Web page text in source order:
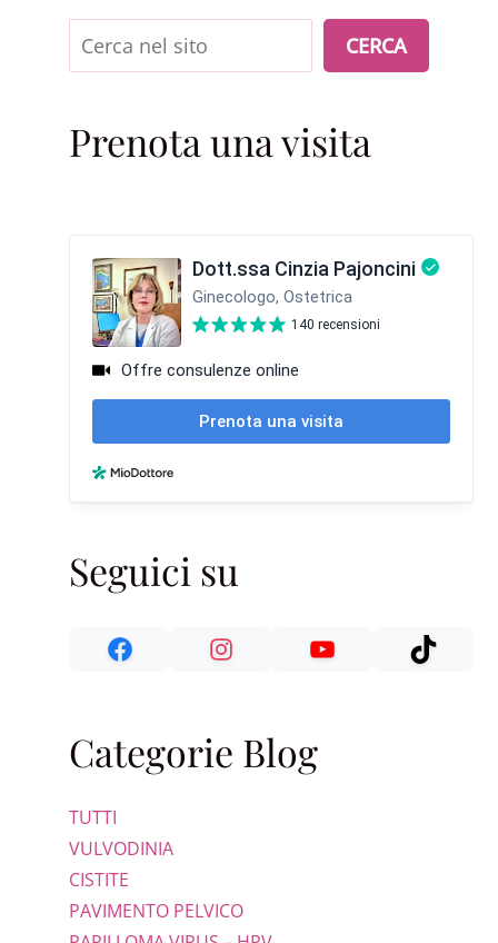
Cerca CERCA
Prenota una visita
Seguici su
Categorie Blog
TUTTI
VULVODINIA
CISTITE
PAVIMENTO PELVICO